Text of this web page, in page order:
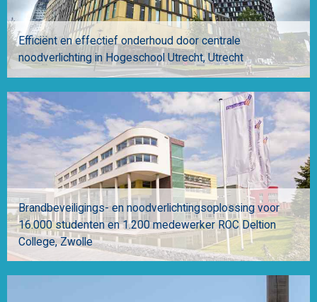
Efficiënt en effectief onderhoud door centrale
noodverlichting in Hogeschool Utrecht Utrecht
Brandbeveiligings- en noodverlichtingsoplossing voor
16.000 studenten en 1.200 medewerker ROC Deltion
College Zwolle